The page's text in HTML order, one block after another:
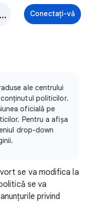
Politici Google Ads Ajutor Conectați-vă
ale centrului
politicilor.
oficială pe
Pentru a afișa
drop-down
se va modifica la
se va
privind